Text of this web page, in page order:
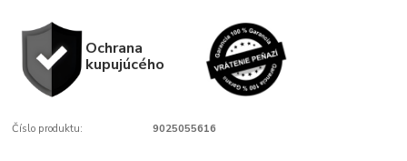
Ochrana
kupujúcého
Číslo produktu: 9025055616